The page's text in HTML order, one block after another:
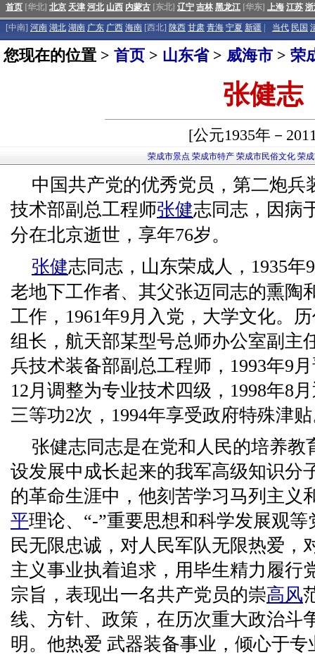
首页 [华北] 北京 天津 河北 山西 内蒙古 [东北] 辽宁 吉林 黑龙江 [华东] 上海 江苏
[中南] 河南 湖北 湖南 广东 广西 海南 [西北] 陕西 甘肃 青海 宁夏 新疆 当代 民国
您现在的位置 > 首页 > 山东省> 威海市 > 荣
张健志
[公元1935年－
荣成市景点 荣成市特产 荣成市民俗文化 荣
中国共产党的优秀党员，第二炮兵
技术部副总工程师张健志同志，因病
分在北京逝世，享年76岁。
张健志同志，山东荣成人，1935
老地下工作者、其父张迈同志的熏陶
工作，1961年9月入党，大学文化。
组长，航天部某型号总师办公室副主
兵技术装备部副总工程师，1993年9
12月调整为专业技术四级，1998年8
三等功2次，1994年享受政府特殊津
张健志同志是在党和人民的培养教
设发展中成长起来的我军高级知识分
的革命生涯中，他刻苦学习马列主义
平理论、“-”重要思想和科学发展观
民无限忠诚，对人民军队无限热爱，
主义事业执着追求，用毕生精力履行
宗旨，表现出一名共产党员的崇高风
线、方针、政策，在历次重大政治斗
明。他热爱 武器装备事业，倾心于